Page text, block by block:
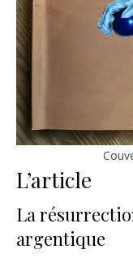
L’article
La
argentique